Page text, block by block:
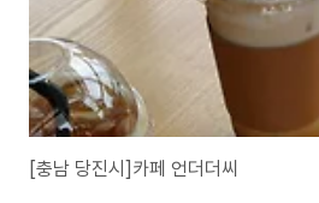
[충남 당진시]카페 언더더씨